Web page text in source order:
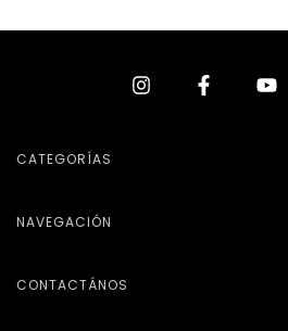
CATEGORÍAS
NAVEGACIÓN
CONTACTÁNOS